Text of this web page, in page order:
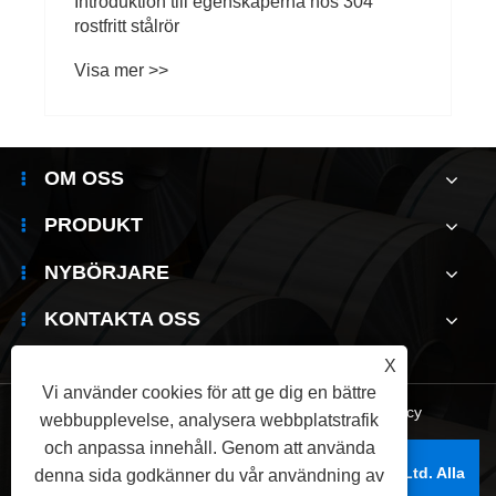
rostfritt stålrör
Visa mer >>
OM OSS
PRODUKT
NYBÖRJARE
KONTAKTA OSS
Links Sitemap RSS XML Sekretesspolicy
Copyright © 2025 Wuxi Jianbanghaoda Steel Co.,Ltd. Alla
X
Vi använder cookies för att ge dig en bättre
webbupplevelse, analysera webbplatstrafik
och anpassa innehåll. Genom att använda
denna sida godkänner du vår användning av